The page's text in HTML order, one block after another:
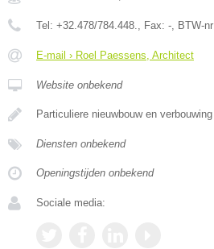
Tel: +32.478/784.448. , Fax: - , BTW-
E-mail › Roel Paessens, Architect
Website onbekend
Particuliere nieuwbouw en verbouwing
Diensten onbekend
Openingstijden onbekend
Sociale media: